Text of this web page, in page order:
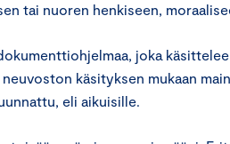
tai nuoren henkiseen,
joka
käsityksen mukaan
eli aikuisille.